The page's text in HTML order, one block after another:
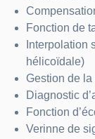
Fonction de
Interpolation
hélicoïdale)
Gestion de
Diagnostic
Fonction
Verinne de